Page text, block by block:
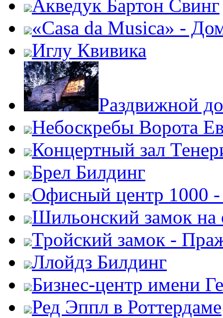
Акведук Бартон Свинг
«Casa da Musica» -
Иглу Квивика
Раздвижной
Небоскребы Ворота
Концертный зал
Брел Билдинг
Офисный центр 1000 -
Шильонский замок на
Тройский замок -
Ллойдз Билдинг
Бизнес-центр имени
Ред Эппл в Роттердаме